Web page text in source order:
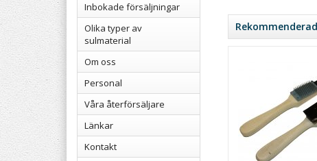
Inbokade försäljningar
Olika typer av
sulmaterial
Om oss
Personal
Våra återförsäljare
Länkar
Kontakt